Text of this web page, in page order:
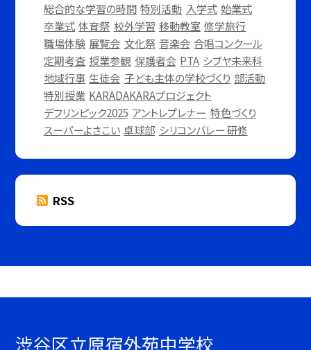
総合的な学習の時間 特別活動 入学式 始業式
卒業式 体育祭 校外学習 移動教室 修学旅行
職場体験 展覧会 文化祭 音楽会 合唱コンクール
定期考査 授業参観 保護者会 PTA シブヤ未来科
地域行事 生徒会 子ども主体の学校づくり 部活動
特別授業 KARADAKARAプロジェクト
デフリンピック2025 アントレプレナー 特色づくり
スーパーよさこい 卓球部 シリコンバレー 研修
RSS
渋谷区立原宿外苑中学校